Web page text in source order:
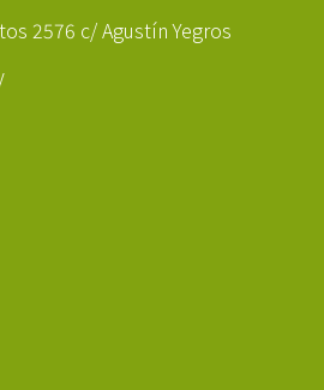
2576 c/ Agustín Yegros